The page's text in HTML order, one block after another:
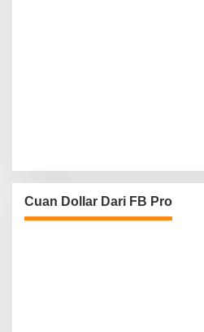
Cuan Dollar Dari FB Pro